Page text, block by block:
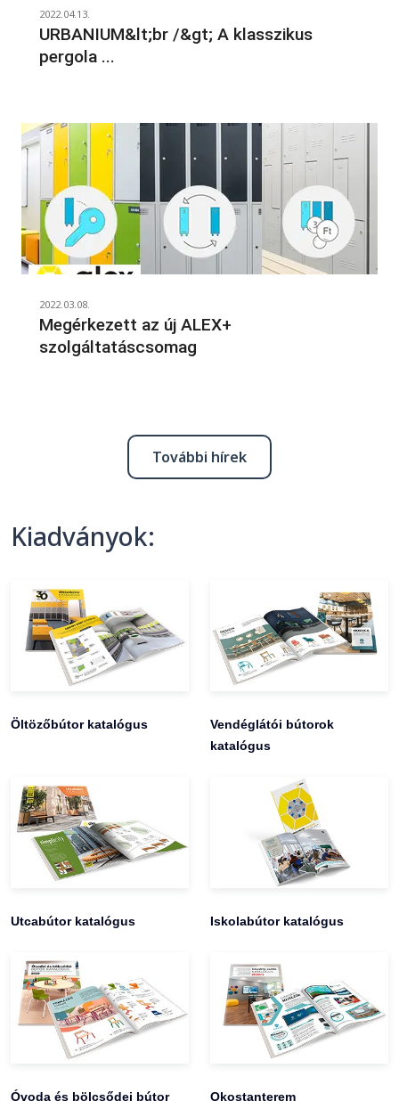
2022.04.13.
URBANIUM&lt;br /&gt; A klasszikus
pergola ...
2022.03.08.
Megérkezett az új ALEX+
szolgáltatáscsomag
További hírek
Kiadványok:
Öltözőbútor katalógus
Vendéglátói bútorok
katalógus
Utcabútor katalógus Iskolabútor katalógus
Óvoda és bölcsődei bútor
Okostanterem